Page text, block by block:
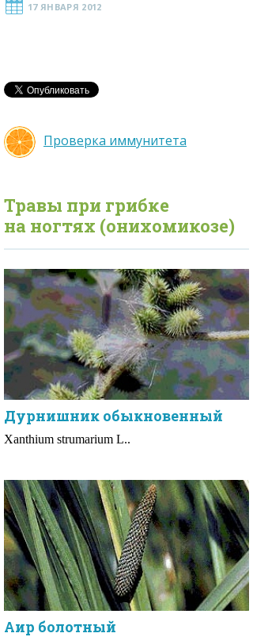
17 ЯНВАРЯ 2012
Проверка иммунитета
Травы при грибке
на ногтях (онихомикозе)
Дурнишник обыкновенный
Xanthium strumarium L..
Аир болотный